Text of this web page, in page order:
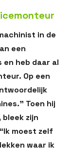
in de
een
en heb daar al
Op een
Toen hij
zijn
moest zelf
waar ik